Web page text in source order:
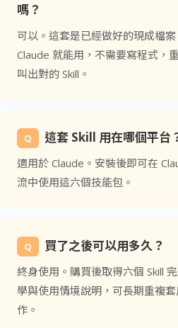
嗎？
可以。這套是已經做好的現成檔
Claude 就能用，不需要寫程式，
叫出對的 Skill。
Q 這套 Skill 用在哪個平台
適用於 Claude。安裝後即可在
流中使用這六個技能包。
Q 買了之後可以用多久？
終身使用。購買後取得六個 Skill
學與使用情境說明，可長期重複
作。